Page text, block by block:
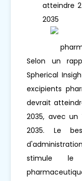
atteindre
2035
Selon un
Spherical
excipients
devrait
2035, avec un
2035. Le
stimule le